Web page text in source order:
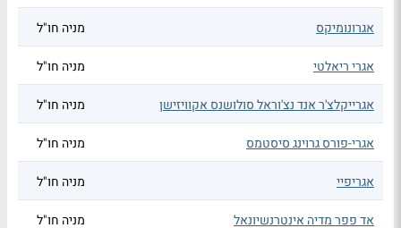
אגרונומיקס מניה חו"ל
אגרי ריאלטי מניה חו"ל
אגרייקלצ'ר אנד נצ'וראל סולושנס אקוויזישן מניה חו"ל
אגרי-פורס גרוינג סיסטמס מניה חו"ל
אגריפיי מניה חו"ל
אד פפר מדיה אינטרנשיונאל מניה חו"ל